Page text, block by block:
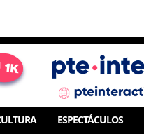
ESPECTÁCULOS